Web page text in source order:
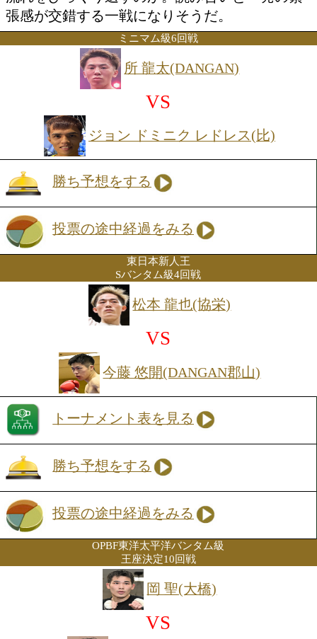
木谷 陸(KG大和)
トーナメント表を見る
勝ち予想をする
投票の途中経過をみる
特集ページを見る
日本Sフェザー級9位の福井は、相手の
り取りながら試合を支配していく試合
り強さと気持ちの強さを併せ持つファ
だ。トーナメント初戦では序盤にペー
れながらも、冷静に立て直して接戦を
試合の流れを読みながら着実にポイン
る戦い方が光った。対する木谷は、メ
輸入ボクサー。独特のリズムと、いか
うなパンチが印象的なタイプだ。前戦
ントで劣勢の中、逆転KO勝ち。最後ま
諦めない勝負強さを見せつけた。試合
井が主導権を握るのか、それとも木谷
流れをひっくり返すのか。読み合いと
張感が交錯する一戦になりそうだ。
ミニマム級6回戦